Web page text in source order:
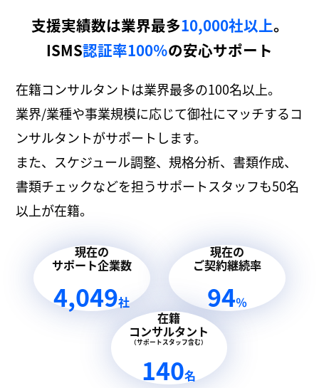
支援実績数は業界最多10,000社以上。
ISMS認証率100％の安心サポート
在籍コンサルタントは業界最多の100名以上。
業界/業種や事業規模に応じて御社にマッチするコ
ンサルタントがサポートします。
また、スケジュール調整、規格分析、書類作成、
書類チェックなどを担うサポートスタッフも50名
以上が在籍。
現在の
サポート企業数
4,049社
現在の
ご契約継続率
94％
在籍
コンサルタント
（サポートスタッフ含む）
140名